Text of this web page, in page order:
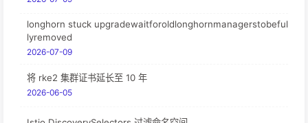
longhorn stuck upgradewaitforoldlonghornmanagerstobeful
lyremoved
2026-07-09
将 rke2 集群证书延长至 10 年
2026-06-05